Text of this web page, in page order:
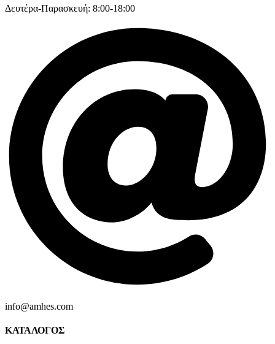
Δευτέρα-Παρασκευή: 8:00-18:00
info@amhes.com
ΚΑΤΑΛΟΓΟΣ